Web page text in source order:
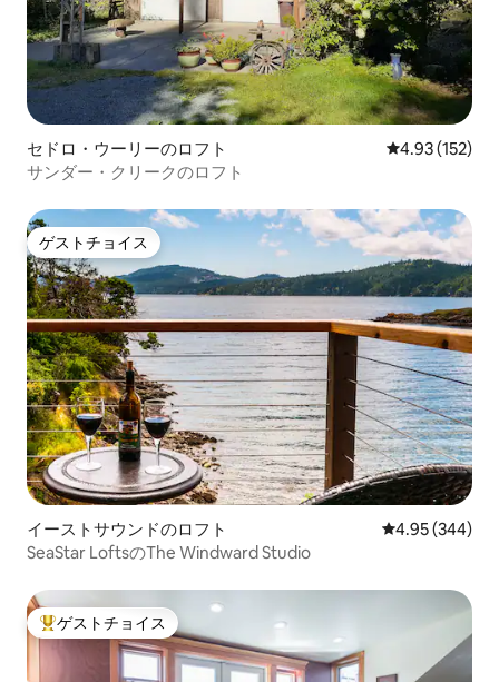
セドロ・ウーリーのロフト レビュー152
4.93 (152)
サンダー・クリークのロフト
ゲストチョイス
ゲストチョイス
イーストサウンドのロフト レビュー344
4.95 (344)
SeaStar LoftsのThe Windward Studio
大好評のゲストチョイスです。
ゲストチョイス